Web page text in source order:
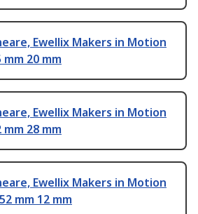
Ewellix Makers in Motion
mm 20 mm
Ewellix Makers in Motion
mm 28 mm
Ewellix Makers in Motion
mm 12 mm